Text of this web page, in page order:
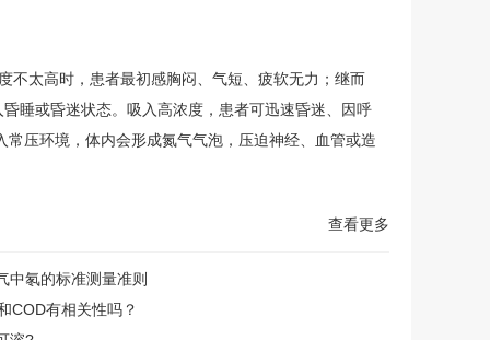
不太高时，患者最初感胸闷、气短、疲软无力；继而
睡或昏迷状态。吸入高浓度，患者可迅速昏迷、因呼
压环境，体内会形成氮气气泡，压迫神经、血管或造
查看更多
中氡的标准测量准则
COD有相关性吗？